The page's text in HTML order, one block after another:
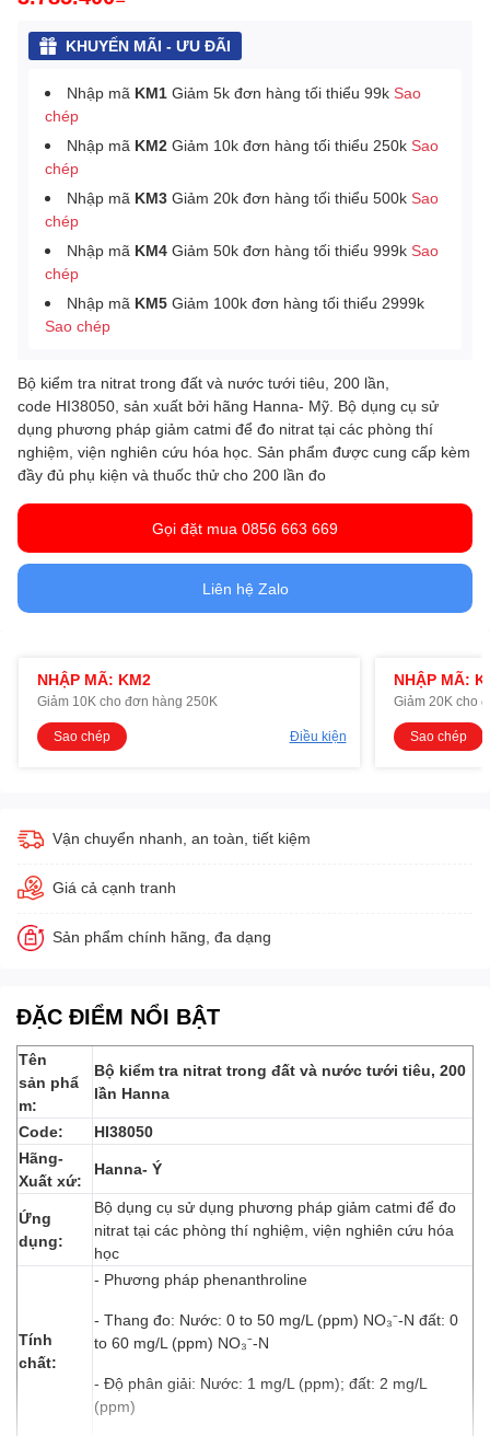
KHUYẾN MÃI - ƯU ĐÃI
Nhập mã KM1 Giảm 5k đơn hàng tối thiểu 99k Sao
chép
Nhập mã KM2 Giảm 10k đơn hàng tối thiểu 250k Sao
chép
Nhập mã KM3 Giảm 20k đơn hàng tối thiểu 500k Sao
chép
Nhập mã KM4 Giảm 50k đơn hàng tối thiểu 999k Sao
chép
Nhập mã KM5 Giảm 100k đơn hàng tối thiểu 2999k
Sao chép
Bộ kiểm tra nitrat trong đất và nước tưới tiêu, 200 lần,
code HI38050, sản xuất bởi hãng Hanna- Mỹ. Bộ dụng cụ sử
dụng phương pháp giảm catmi để đo nitrat tại các phòng thí
nghiệm, viện nghiên cứu hóa học. Sản phẩm được cung cấp kèm
đầy đủ phụ kiện và thuốc thử cho 200 lần đo
Gọi đặt mua 0856 663 669
Liên hệ Zalo
NHẬP MÃ: KM2
Giảm 10K cho đơn hàng 250K
Sao chép Điều kiện
NHẬP MÃ:
Giảm 20K cho
Sao chép
Vận chuyển nhanh, an toàn, tiết kiệm
Giá cả cạnh tranh
Sản phẩm chính hãng, đa dạng
ĐẶC ĐIỂM NỔI BẬT
Tên
sản phẩ
m:
Bộ kiểm tra nitrat trong đất và nước tưới tiêu, 200
lần Hanna
Code:
HI38050
Hãng-
Xuất xứ:
Hanna- Ý
Ứng
dụng:
Bộ dụng cụ sử dụng phương pháp giảm catmi để đo
nitrat tại các phòng thí nghiệm, viện nghiên cứu hóa
học
Tính
chất:
- Phương pháp phenanthroline
- Thang đo: Nước: 0 to 50 mg/L (ppm) NO₃⁻-N đất: 0
to 60 mg/L (ppm) NO₃⁻-N
- Độ phân giải: Nước: 1 mg/L (ppm); đất: 2 mg/L
(ppm)